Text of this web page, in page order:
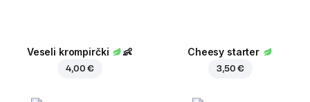
Veseli krompirčki 👶
4,00 €
Cheesy starter
3,50 €